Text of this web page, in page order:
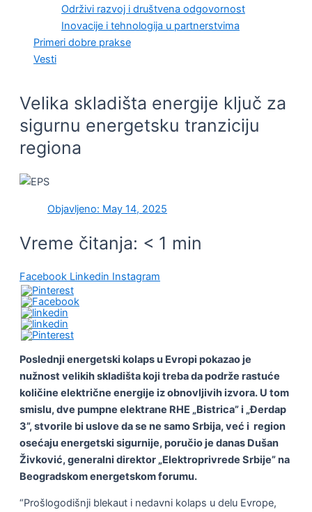
Održivi razvoj i društvena odgovornost
Inovacije i tehnologija u partnerstvima
Primeri dobre prakse
Vesti
Velika skladišta energije ključ za
sigurnu energetsku tranziciju
regiona
Objavljeno: May 14, 2025
Vreme čitanja: < 1 min
Facebook Linkedin Instagram
Poslednji energetski kolaps u Evropi pokazao je
nužnost velikih skladišta koji treba da podrže rastuće
količine električne energije iz obnovljivih izvora. U tom
smislu, dve pumpne elektrane RHE „Bistrica” i „Đerdap
3”, stvorile bi uslove da se ne samo Srbija, već i region
osećaju energetski sigurnije, poručio je danas Dušan
Živković, generalni direktor „Elektroprivrede Srbije” na
Beogradskom energetskom forumu.
“Prošlogodišnji blekaut i nedavni kolaps u delu Evrope,